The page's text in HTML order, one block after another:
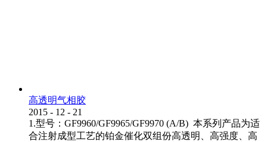
高透明气相胶
2015 - 12 - 21
1.型号：GF9960/GF9965/GF9970 (A/B) 本系列产品为适
合注射成型工艺的铂金催化双组份高透明、高强度、高